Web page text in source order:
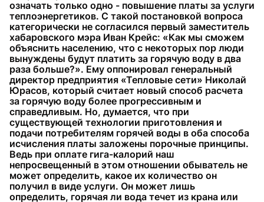
означать только одно - повышение платы за услуги
теплоэнергетиков. С такой постановкой вопроса
категорически не согласился первый заместитель
хабаровского мэра Иван Крейс: «Как мы сможем
объяснить населению, что с некоторых пор люди
вынуждены будут платить за горячую воду в два
раза больше?». Ему оппонировал генеральный
директор предприятия «Тепловые сети» Николай
Юрасов, который считает новый способ расчета
за горячую воду более прогрессивным и
справедливым. Но, думается, что при
существующей технологии приготовления и
подачи потребителям горячей воды в оба способа
исчисления платы заложены порочные принципы.
Ведь при оплате гига-калорий наш
непросвещенный в этом отношении обыватель не
может определить, какое их количество он
получил в виде услуги. Он может лишь
определить, горячая ли вода течет из крана или